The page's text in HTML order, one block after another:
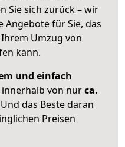
Sie sich zurück – wir
Angebote für Sie, das
Umzug von
kann.
und einfach
innerhalb von nurca.
das Beste daran
Preisen